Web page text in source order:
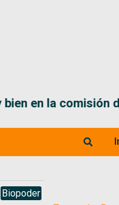
en la comisión
Biopoder